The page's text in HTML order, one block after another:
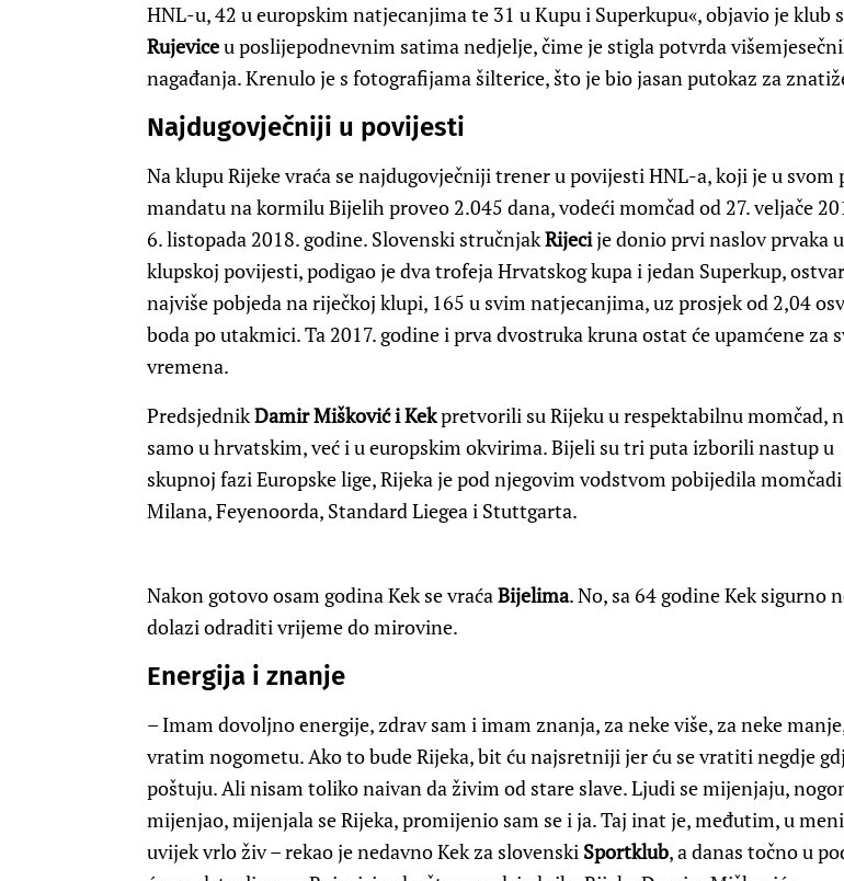
HNL-u, 42 u europskim natjecanjima te 31 u Kupu i Superkupu«, objavio je klub s
Rujeviceu poslijepodnevnim satima nedjelje, čime je stigla potvrda
nagađanja. Krenulo je s fotografijama šilterice, što je bio jasan putokaz za
Najdugovječniji u povijesti
Na klupu Rijeke vraća se najdugovječniji trener u povijesti HNL-a, koji je u svom
mandatu na kormilu Bijelih proveo 2.045 dana, vodeći momčad od 27. veljače
6. listopada 2018. godine. Slovenski stručnjakRijecije donio prvi naslov prvaka u
klupskoj povijesti, podigao je dva trofeja Hrvatskog kupa i jedan Superkup,
najviše pobjeda na riječkoj klupi, 165 u svim natjecanjima, uz prosjek od 2,04
boda po utakmici. Ta 2017. godine i prva dvostruka kruna ostat će upamćene za
vremena.
PredsjednikDamir Mišković i Kekpretvorili su Rijeku u respektabilnu momčad,
samo u hrvatskim, već i u europskim okvirima. Bijeli su tri puta izborili nastup u
skupnoj fazi Europske lige, Rijeka je pod njegovim vodstvom pobijedila
Milana, Feyenoorda, Standard Liegea i Stuttgarta.
Nakon gotovo osam godina Kek se vraćaBijelima. No, sa 64 godine Kek sigurno
dolazi odraditi vrijeme do mirovine.
Energija i znanje
– Imam dovoljno energije, zdrav sam i imam znanja, za neke više, za neke
vratim nogometu. Ako to bude Rijeka, bit ću najsretniji jer ću se vratiti negdje
poštuju. Ali nisam toliko naivan da živim od stare slave. Ljudi se mijenjaju,
mijenjao, mijenjala se Rijeka, promijenio sam se i ja. Taj inat je, međutim, u
uvijek vrlo živ – rekao je nedavno Kek za slovenski Sportklub, a danas točno u